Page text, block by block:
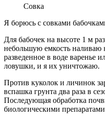
Совка
Я борюсь с совками
Для бабочек на высоте 1 м
небольшую емкость наливаю
разведенное в воде варенье
ловушки, и я их уничтожаю.
Против куколок и личинок
вспашка грунта два раза в
Последующая обработка
биологическими